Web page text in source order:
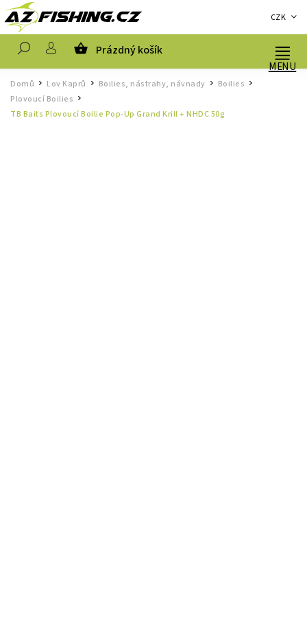
CZK
Prázdný košík
Domů / Lov Kaprů Boilies, nástrahy, návnady Boilies /
Plovoucí Boilies /
TB Baits Plovoucí Boilie Pop-Up Grand Krill + NHDC 50g